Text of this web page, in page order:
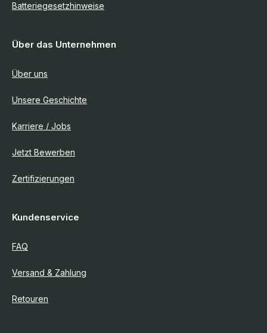
Batteriegesetzhinweise
Über das Unternehmen
Über uns
Unsere Geschichte
Karriere / Jobs
Jetzt Bewerben
Zertifizierungen
Kundenservice
FAQ
Versand & Zahlung
Retouren